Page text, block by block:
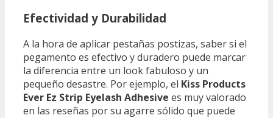
Efectividad y Durabilidad
A la hora de aplicar pestañas postizas, saber si el
pegamento es efectivo y duradero puede marcar
la diferencia entre un look fabuloso y un
pequeño desastre. Por ejemplo, el Kiss Products
Ever Ez Strip Eyelash Adhesive es muy valorado
en las reseñas por su agarre sólido que puede